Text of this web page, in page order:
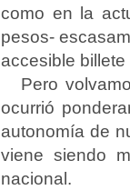
como en la
pesos-
accesible billete
Pero
ocurrió
autonomía de
viene siendo
nacional.